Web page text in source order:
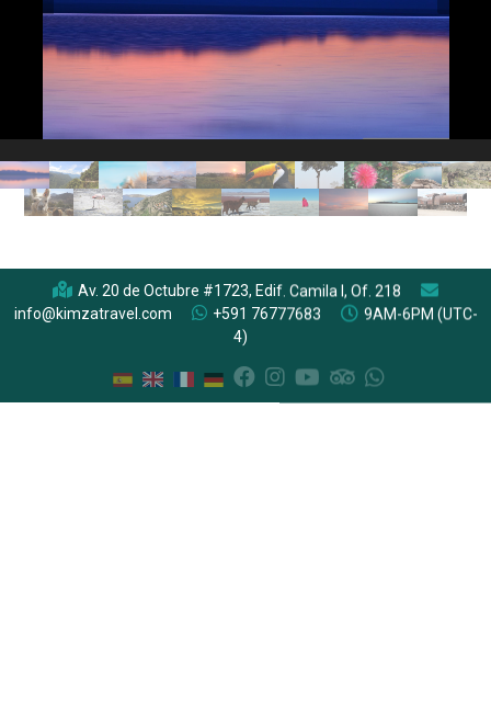
Av. 20 de Octubre #1723, Edif. Camila I, Of. 218
info@kimzatravel.com
+591 76777683
9AM-6PM (UTC-
4)